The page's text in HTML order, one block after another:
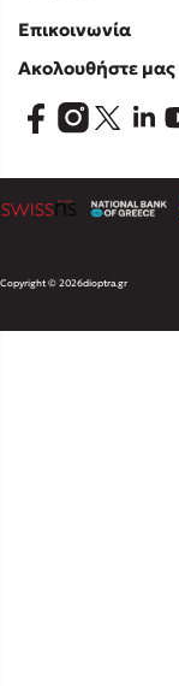
Επικοινωνία
Ακολουθήστε μας
Copyright © 2026dioptra.gr